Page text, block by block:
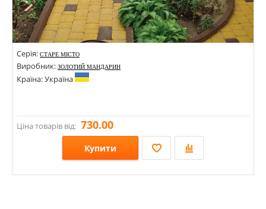
Серія: СТАРЕ МІСТО
Виробник: ЗОЛОТИЙ МАНДАРИН
Країна: Україна
Ціна товарів від: 730.00
Купити
Розміри: